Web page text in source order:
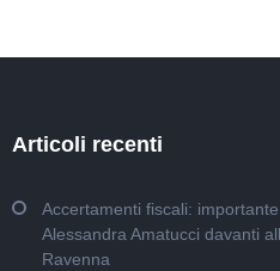
Articoli recenti
Accertamenti fiscali:
Alessandra Amatucci davanti
Ravenna